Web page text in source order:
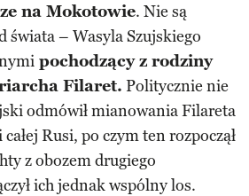
na Mokotowie. Nie są
świata – Wasyla Szujskiego
pochodzący z rodziny
Filaret. Politycznie nie
odmówił mianowania Filareta
Rusi, po czym ten rozpoczął
z obozem drugiego
ich jednak wspólny los.